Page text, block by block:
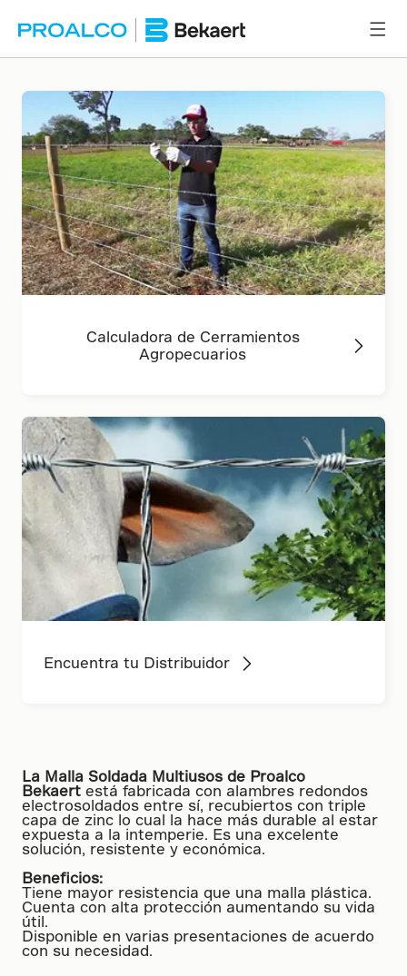
Calculadora de Cerramientos
Agropecuarios
Encuentra tu Distribuidor
La Malla Soldada Multiusos de Proalco
Bekaert está fabricada con alambres redondos
electrosoldados entre sí, recubiertos con triple
capa de zinc lo cual la hace más durable al estar
expuesta a la intemperie. Es una excelente
solución, resistente y económica.
Beneficios:
Tiene mayor resistencia que una malla plástica.
Cuenta con alta protección aumentando su vida
útil.
Disponible en varias presentaciones de acuerdo
con su necesidad.